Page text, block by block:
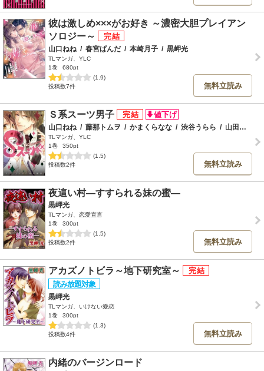
彼は激しめ×××がお好き ～濃密大胆プレイアン
ソロジー～
山口ねね / 春宮ぱんだ / 本崎月子 / 黒岬光
TLマンガ、YLC
1巻
680pt
(1.9)
投稿数7件
無料立読み
Ｓ系スーツ男子
山口ねね / 藤那トムヲ / かまくらなな / 渋谷うらら / 山田芽衣
TLマンガ、YLC
1巻
350pt
(1.5)
投稿数2件
無料立読み
夜這い村―すすられる妹の蜜―
黒岬光
TLマンガ、恋愛宣言
1巻
300pt
(1.5)
投稿数2件
無料立読み
アカズノトビラ～地下研究室～
黒岬光
TLマンガ、いけない愛恋
1巻
300pt
(1.3)
投稿数4件
無料立読み
内緒のバージンロード